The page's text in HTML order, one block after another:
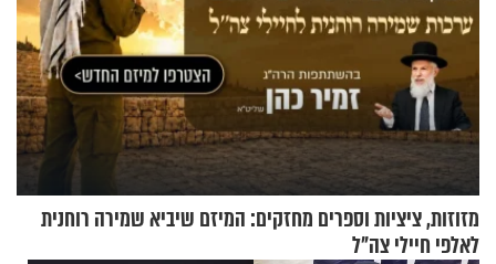
מזוזות, ציציות וספרים מחזקים: המיזם שיביא שמירה רוחנית
לאלפי חיילי צה"ל